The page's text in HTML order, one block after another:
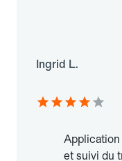
Ingrid L.
et suivi du